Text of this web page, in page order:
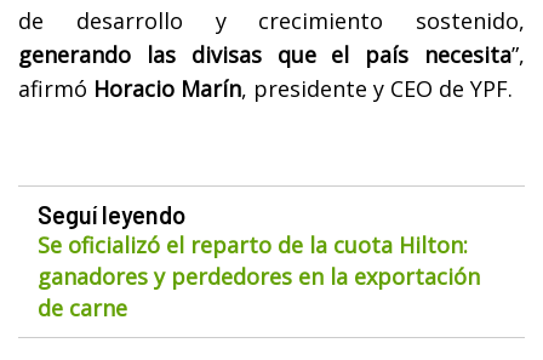
de desarrollo y crecimiento sostenido,
generando las divisas que el país necesita”,
afirmó Horacio Marín, presidente y CEO de YPF.
Seguí leyendo
Se oficializó el reparto de la cuota Hilton:
ganadores y perdedores en la exportación
de carne